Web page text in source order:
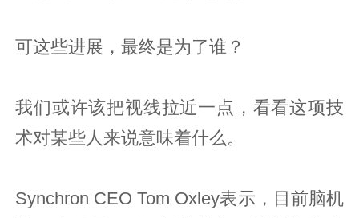
可这些进展，最终是为了谁？
我们或许该把视线拉近一点，看看这项技
术对某些人来说意味着什么。
Synchron CEO Tom Oxley表示，目前脑机